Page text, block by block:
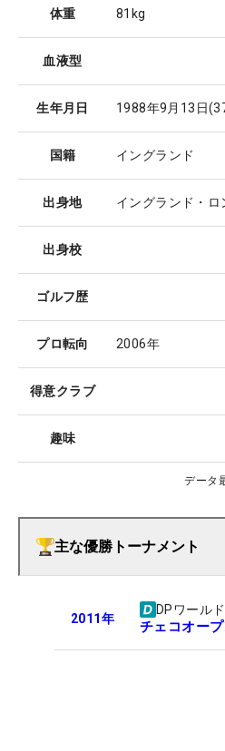
体重 81kg
血液型
生年月日 1988年9月13日
国籍 イングランド
出身地 イングランド・ロ
出身校
ゴルフ歴
プロ転向 2006年
得意クラブ
趣味
データ
主な優勝トーナメント
2011年
DPワールド
チェコオー